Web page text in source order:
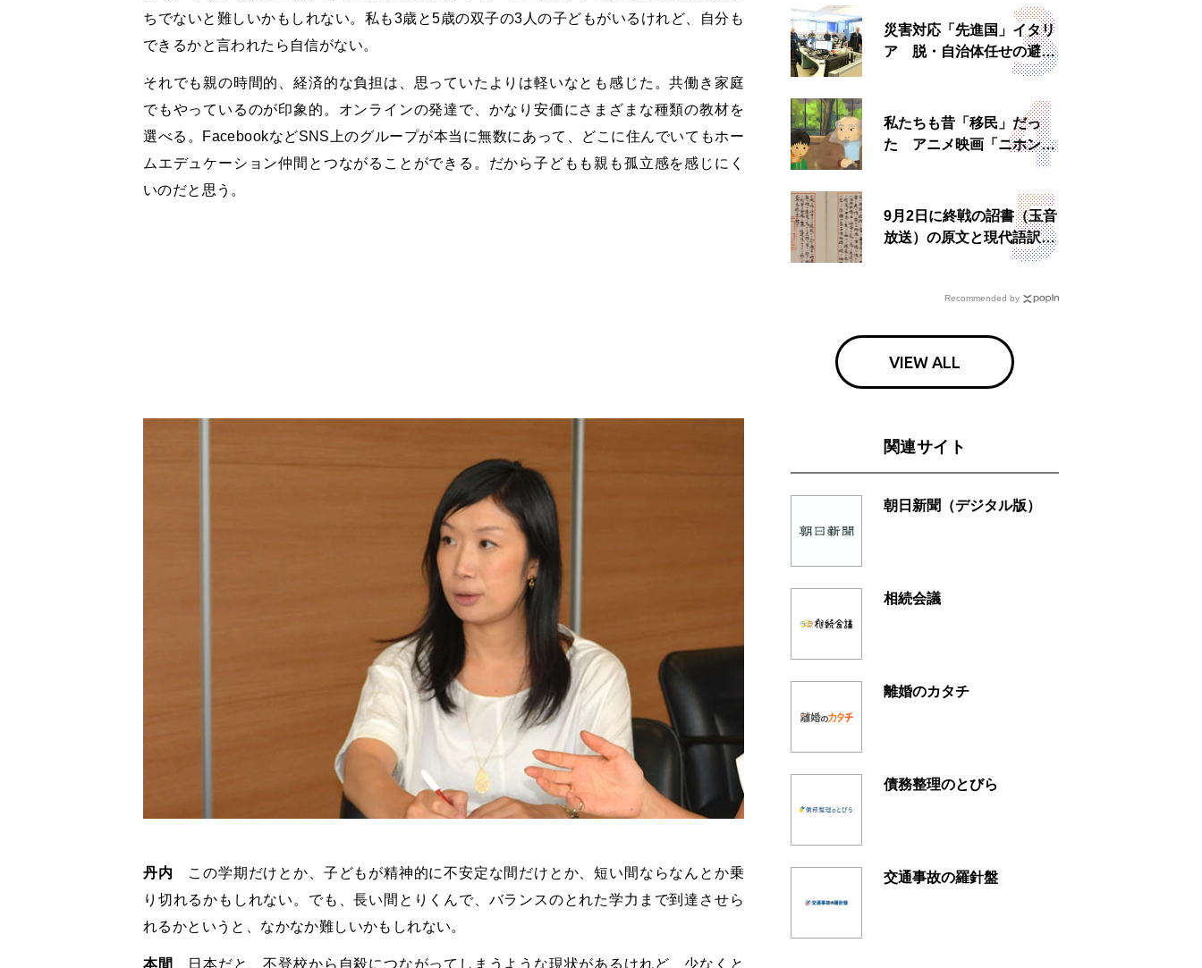
ちでないと難しいかもしれない。私も3歳と5歳の双子の3人の子どもがいるけれど、自分も
できるかと言われたら自信がない。
それでも親の時間的、経済的な負担は、思っていたよりは軽いなとも感じた。共働き家庭
でもやっているのが印象的。オンラインの発達で、かなり安価にさまざまな種類の教材を
選べる。FacebookなどSNS上のグループが本当に無数にあって、どこに住んでいてもホー
ムエデュケーション仲間とつながることができる。だから子どもも親も孤立感を感じにく
いのだと思う。
丹内 この学期だけとか、子どもが精神的に不安定な間だけとか、短い間ならなんとか乗
り切れるかもしれない。でも、長い間とりくんで、バランスのとれた学力まで到達させら
れるかというと、なかなか難しいかもしれない。
本間 日本だと、不登校から自殺につながってしまうような現状があるけれど、少なくと
災害対応「先進国」イタリ
ア 脱・自治体任せの避難
所運営、被災者への温かい
私たちも昔「移民」だっ
た アニメ映画「ニホンジ
9月2日に終戦の詔書（玉音
放送）の原文と現代語訳を
読む もう一つの「終戦の
Recommended by
VIEW ALL
関連サイト
朝日新聞（デジタル版）
相続会議
離婚のカタチ
債務整理のとびら
交通事故の羅針盤